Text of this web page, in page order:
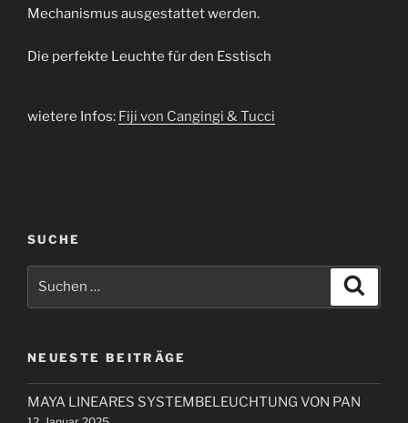
Mechanismus ausgestattet werden.
Die perfekte Leuchte für den Esstisch
wietere Infos: Fiji von Cangingi & Tucci
SUCHE
e
n
n
c
NEUESTE BEITRÄGE
MAYA LINEARES SYSTEMBELEUCHTUNG VON PAN